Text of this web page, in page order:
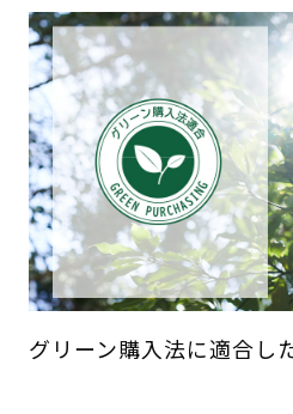
グリーン購入法に適合し